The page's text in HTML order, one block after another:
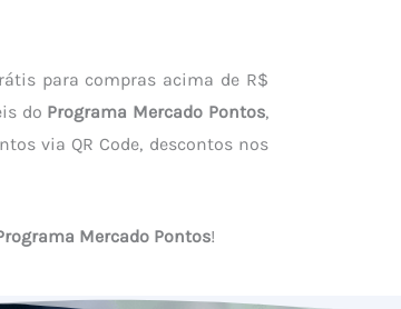
para compras acima de R$
do Programa Mercado Pontos,
via QR Code, descontos nos
Mercado Pontos!